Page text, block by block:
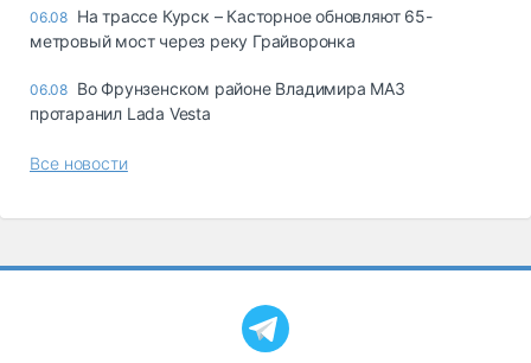
06.08 На трассе Курск – Касторное обновляют 65-
метровый мост через реку Грайворонка
06.08 Во Фрунзенском районе Владимира МАЗ
протаранил Lada Vesta
Все новости